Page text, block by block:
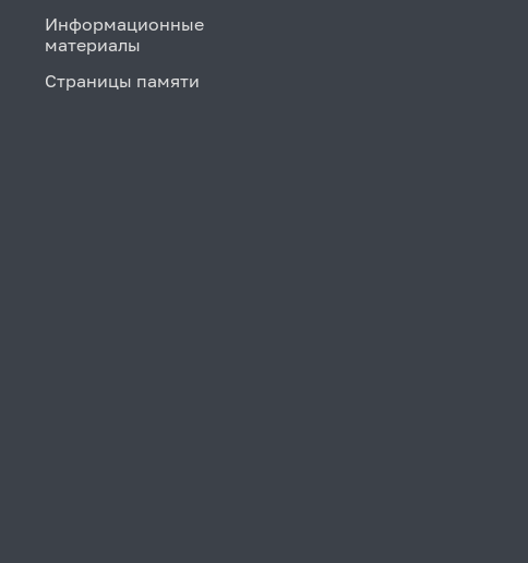
Информационные
материалы
Страницы памяти